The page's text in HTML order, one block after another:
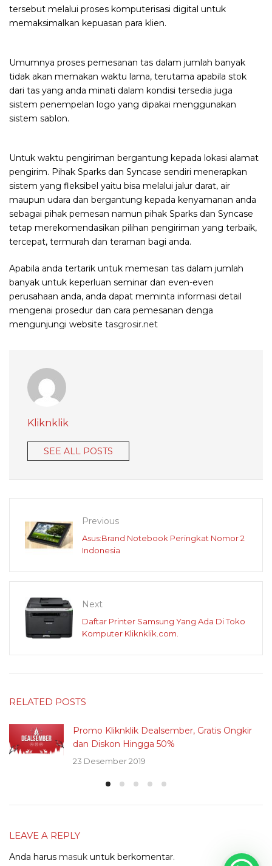
tersebut melalui proses komputerisasi digital untuk
memaksimalkan kepuasan para klien.
Umumnya proses pemesanan tas dalam jumlah banyak
tidak akan memakan waktu lama, terutama apabila stok
dari tas yang anda minati dalam kondisi tersedia juga
sistem penempelan logo yang dipakai menggunakan
sistem sablon.
Untuk waktu pengiriman bergantung kepada lokasi alamat
pengirim. Pihak Sparks dan Syncase sendiri menerapkan
sistem yang fleksibel yaitu bisa melalui jalur darat, air
maupun udara dan bergantung kepada kenyamanan anda
sebagai pihak pemesan namun pihak Sparks dan Syncase
tetap merekomendasikan pilihan pengiriman yang terbaik,
tercepat, termurah dan teraman bagi anda.
Apabila anda tertarik untuk memesan tas dalam jumlah
banyak untuk keperluan seminar dan even-even
perusahaan anda, anda dapat meminta informasi detail
mengenai prosedur dan cara pemesanan denga
mengunjungi website tasgrosir.net
Kliknklik
SEE ALL POSTS
Previous
Asus:Brand Notebook Peringkat Nomor 2
Indonesia
Next
Daftar Printer Samsung Yang Ada Di Toko
Komputer Kliknklik.com.
RELATED POSTS
Promo Kliknklik Dealsember, Gratis Ongkir
dan Diskon Hingga 50%
23 Desember 2019
LEAVE A REPLY
Anda harus masuk untuk berkomentar.